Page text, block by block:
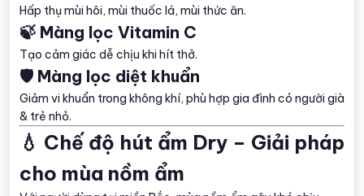
Hấp thụ mùi hôi, mùi thuốc lá, mùi thức ăn.
🍃 Màng lọc Vitamin C
Tạo cảm giác dễ chịu khi hít thở.
🛡️ Màng lọc diệt khuẩn
Giảm vi khuẩn trong không khí, phù hợp gia đình có người già
& trẻ nhỏ.
💧 Chế độ hút ẩm Dry – Giải pháp
cho mùa nồm ẩm